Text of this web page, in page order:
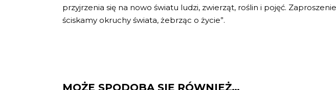
przyjrzenia się na nowo światu ludzi, zwierząt, roślin i pojęć.
ściskamy okruchy świata, żebrząc o życie”.
MOŻE SPODOBA SIĘ RÓWNIEŻ…